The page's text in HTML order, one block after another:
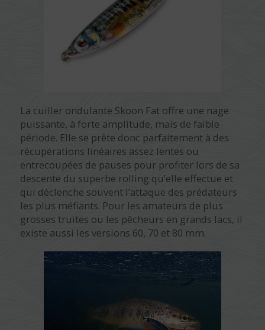
La cuiller ondulante Skoon Fat offre une nage
puissante, à forte amplitude, mais de faible
période. Elle se prête donc parfaitement à des
récupérations linéaires assez lentes ou
entrecoupées de pauses pour profiter lors de sa
descente du superbe rolling qu’elle effectue et
qui déclenche souvent l’attaque des prédateurs
les plus méfiants. Pour les amateurs de plus
grosses truites ou les pêcheurs en grands lacs, il
existe aussi les versions 60, 70 et 80 mm.